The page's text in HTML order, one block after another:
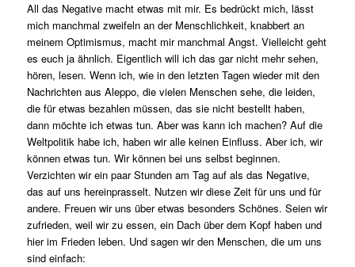
All das Negative macht etwas mit mir. Es bedrückt mich, lässt
mich manchmal zweifeln an der Menschlichkeit, knabbert an
meinem Optimismus, macht mir manchmal Angst. Vielleicht geht
es euch ja ähnlich. Eigentlich will ich das gar nicht mehr sehen,
hören, lesen. Wenn ich, wie in den letzten Tagen wieder mit den
Nachrichten aus Aleppo, die vielen Menschen sehe, die leiden,
die für etwas bezahlen müssen, das sie nicht bestellt haben,
dann möchte ich etwas tun. Aber was kann ich machen? Auf die
Weltpolitik habe ich, haben wir alle keinen Einfluss. Aber ich, wir
können etwas tun. Wir können bei uns selbst beginnen.
Verzichten wir ein paar Stunden am Tag auf als das Negative,
das auf uns hereinprasselt. Nutzen wir diese Zeit für uns und für
andere. Freuen wir uns über etwas besonders Schönes. Seien wir
zufrieden, weil wir zu essen, ein Dach über dem Kopf haben und
hier im Frieden leben. Und sagen wir den Menschen, die um uns
sind einfach: